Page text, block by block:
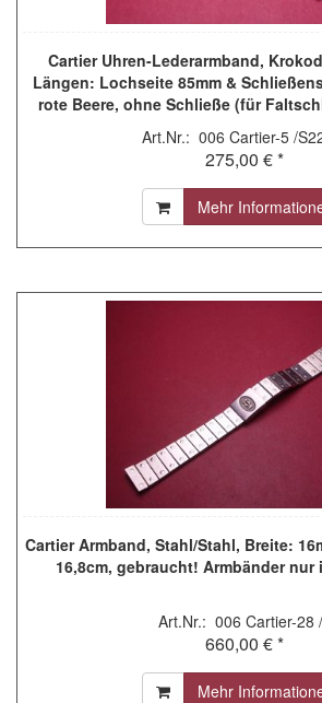
Cartier Uhren-Lederarmband,
Längen: Lochseite 85mm &
rote Beere, ohne Schließe (für
Art.Nr.: 006 Cartier-5 /
275,00 € *
Mehr
Cartier Armband, Stahl/Stahl, Breite:
16,8cm, gebraucht! Armbänder nur
Art.Nr.: 006 Cartier-28
660,00 € *
Mehr